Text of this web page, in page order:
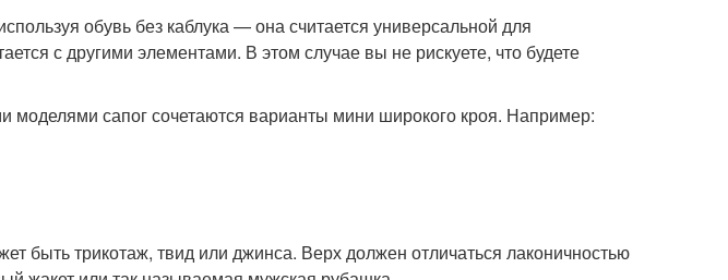
обувь без каблука — она считается универсальной для
с другими элементами. В этом случае вы не рискуете, что будете
моделями сапог сочетаются варианты мини широкого кроя. Например:
быть трикотаж, твид или джинса. Верх должен отличаться лаконичностью